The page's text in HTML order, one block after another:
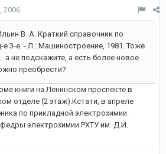
2006
В. А. Краткий справочник по
е 3-е. - Л.: Машиностроение, 1981. Тоже
а не подскажите, а есть более новое
преобрести?
книги на Ленинском проспекте в
отделе (2 этаж).Кстати, в апреле
по прикладной электрохимии.
электрохимии РХТУ им. Д.И.